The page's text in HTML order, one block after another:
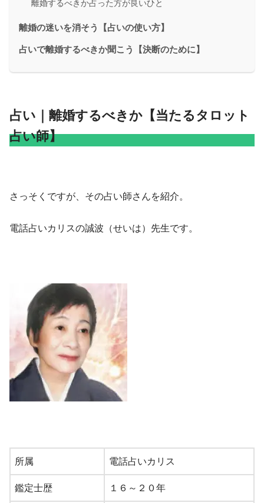
離婚するべきか占った方が良いひと
離婚の迷いを消そう【占いの使い方】
占いで離婚するべきか聞こう【決断のために】
占い｜離婚するべきか【当たるタロット
占い師】
さっそくですが、その占い師さんを紹介。
電話占いカリスの誠波（せいは）先生です。
所属 電話占いカリス
鑑定士歴 １６～２０年